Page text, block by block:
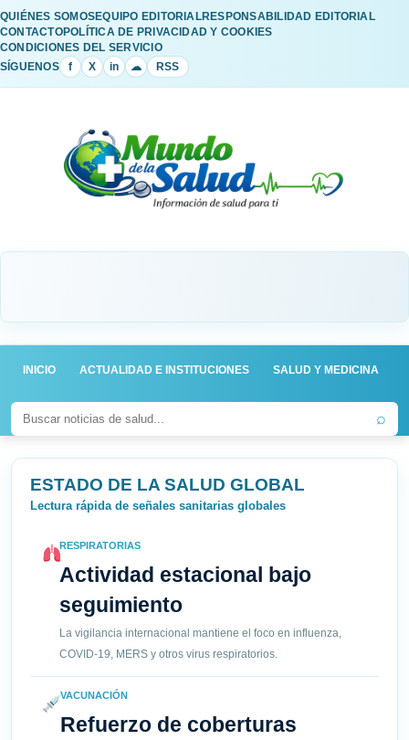
QUIÉNES SOMOSEQUIPO EDITORIALRESPONSABILIDAD EDITORIAL
CONTACTOPOLÍTICA DE PRIVACIDAD Y COOKIES
CONDICIONES DEL SERVICIO
SÍGUENOS
f X in ☁ RSS
INICIO ACTUALIDAD E INSTITUCIONES SALUD Y MEDICINA
⌕
ESTADO DE LA SALUD GLOBAL
Lectura rápida de señales sanitarias globales
RESPIRATORIAS
Actividad estacional bajo
seguimiento
La vigilancia internacional mantiene el foco en influenza,
COVID-19, MERS y otros virus respiratorios.
VACUNACIÓN
Refuerzo de coberturas